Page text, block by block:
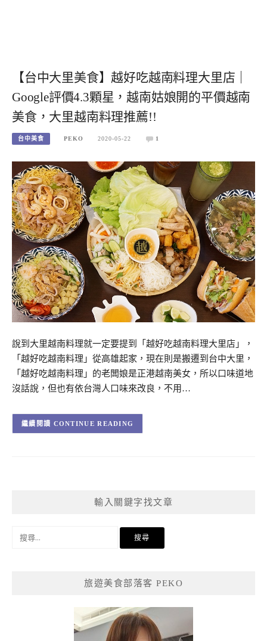
【台中大里美食】越好吃越南料理大里店｜
Google評價4.3顆星，越南姑娘開的平價越南
美食，大里越南料理推薦!!
台中美食 PEKO 2020-05-22 1
說到大里越南料理就一定要提到「越好吃越南料理大里店」，
「越好吃越南料理」從高雄起家，現在則是搬遷到台中大里，
「越好吃越南料理」的老闆娘是正港越南美女，所以口味道地
沒話說，但也有依台灣人口味來改良，不用…
CONTINUE READING
輸入關鍵字找文章
旅遊美食部落客 PEKO